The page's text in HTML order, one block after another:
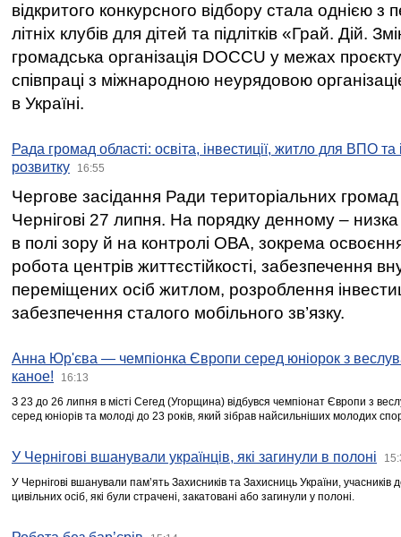
відкритого конкурсного відбору стала однією
літніх клубів для дітей та підлітків «Грай. Дій.
громадська організація DOCCU у межах
співпраці з міжнародною неурядовою
в Україні.
Рада громад області: освіта, інвестиції, житло для ВПО
розвитку
16:55
Чергове засідання Ради територіальних громад
Чернігові 27 липня. На порядку денному –
в полі зору й на контролі ОВА, зокрема освоєння
робота центрів життєстійкості, забезпечення
переміщених осіб житлом, розроблення
забезпечення сталого мобільного зв’язку.
Анна Юр'єва — чемпіонка Європи серед юніорок з
каное!
16:13
З 23 до 26 липня в місті Сегед (Угорщина) відбувся чемпіонат Європи з
серед юніорів та молоді до 23 років, який зібрав найсильніших молодих
У Чернігові вшанували українців, які загинули в полоні
У Чернігові вшанували пам’ять Захисників та Захисниць України,
цивільних осіб, які були страчені, закатовані або загинули у полоні.